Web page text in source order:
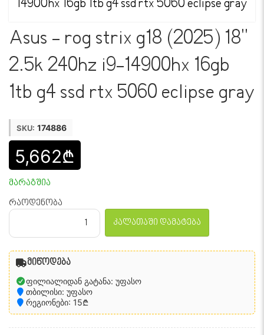
Asus - rog strix g18 (2025) 18''
2.5k 240hz i9-14900hx 16gb
1tb g4 ssd rtx 5060 eclipse gray
SKU: 174886
5,662₾
მარაგშია
რაოდენობა
კალათაში დამატება
მიწოდება
ფილიალიდან გატანა: უფასო
თბილისი: უფასო
რეგიონები: 15₾